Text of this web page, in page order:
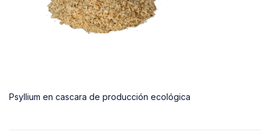
Psyllium en cascara de producción ecológica